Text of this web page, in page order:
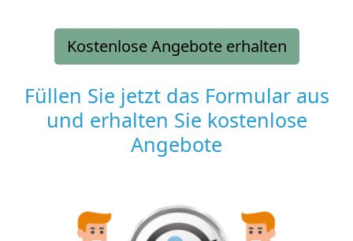
Kostenlose Angebote erhalten
Füllen Sie jetzt das Formular aus
und erhalten Sie kostenlose
Angebote